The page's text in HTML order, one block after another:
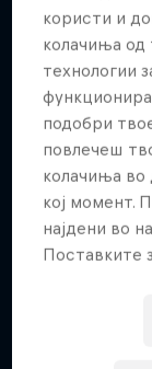
користи и
колачиња од
технологии
подобри
повлечеш
колачиња во
кој момент.
најдени во
Поставките